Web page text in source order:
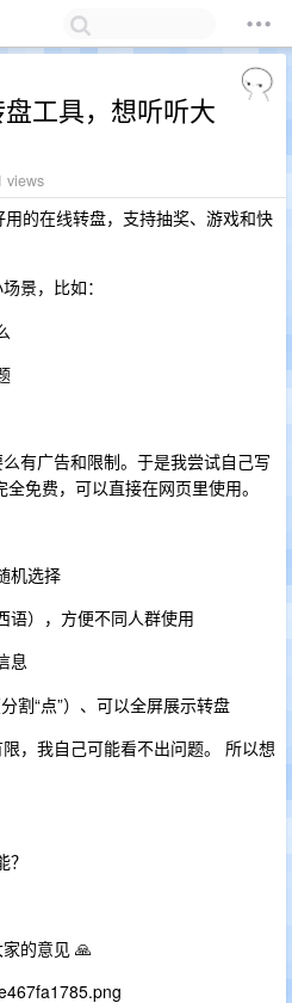
工具，想听听大
views
用的在线转盘，支持抽奖、游戏和快
景，比如：
有广告和限制。于是我尝试自己写
免费，可以直接在网页里使用。
机选择
语），方便不同人群使用
息
割“点”）、可以全屏展示转盘
，我自己可能看不出问题。 所以想
的意见 🙏